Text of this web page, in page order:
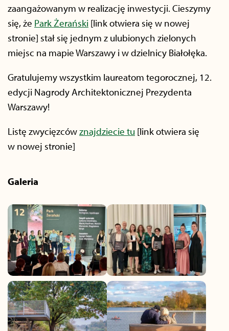
zaangażowanym w realizację inwestycji. Cieszymy
się, że Park Żerański [link otwiera się w nowej
stronie] stał się jednym z ulubionych zielonych
miejsc na mapie Warszawy i w dzielnicy Białołęka.
Gratulujemy wszystkim laureatom tegorocznej, 12.
edycji Nagrody Architektonicznej Prezydenta
Warszawy!
Listę zwycięzcówznajdziecie tu [link otwiera się
w nowej stronie]
Galeria